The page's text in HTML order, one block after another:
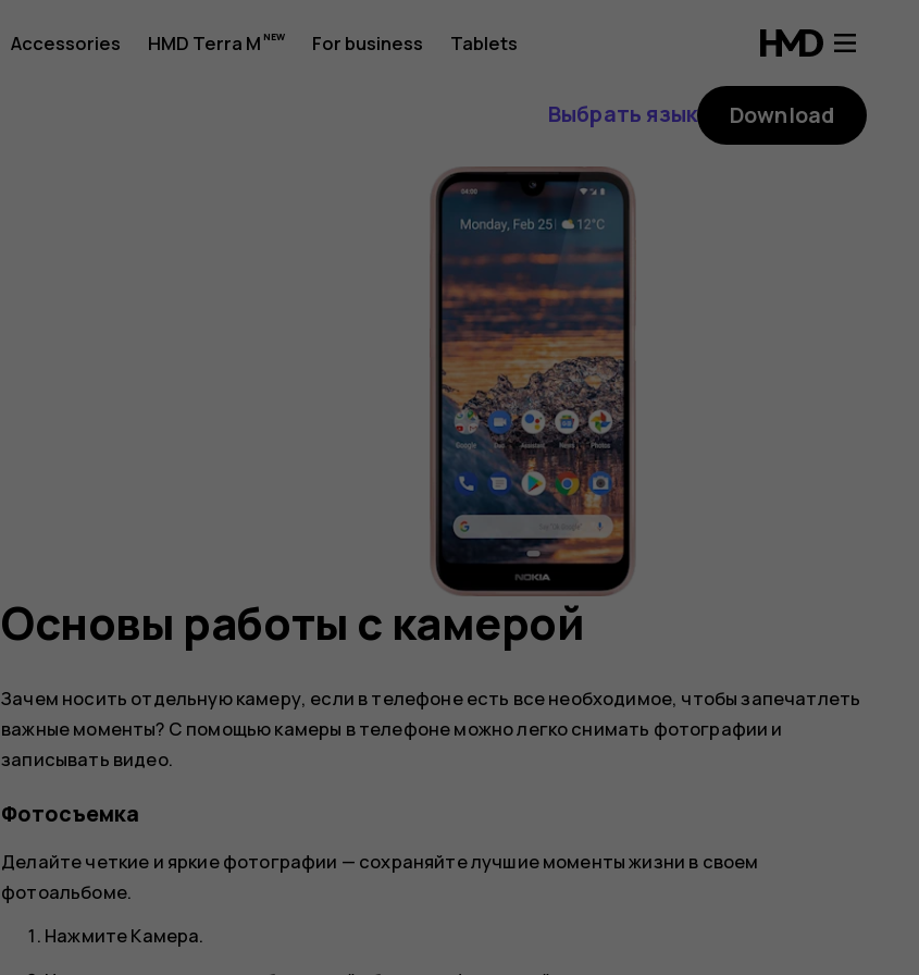
Accessories HMD Terra M For business Tablets
Выбрать язык Download
Основы работы с камерой
Зачем носить отдельную камеру, если в телефоне есть все необходимое, чтобы запечатлеть
важные моменты? С помощью камеры в телефоне можно легко снимать фотографии и
записывать видео.
Фотосъемка
Делайте четкие и яркие фотографии — сохраняйте лучшие моменты жизни в своем
фотоальбоме.
НажмитеКамера.